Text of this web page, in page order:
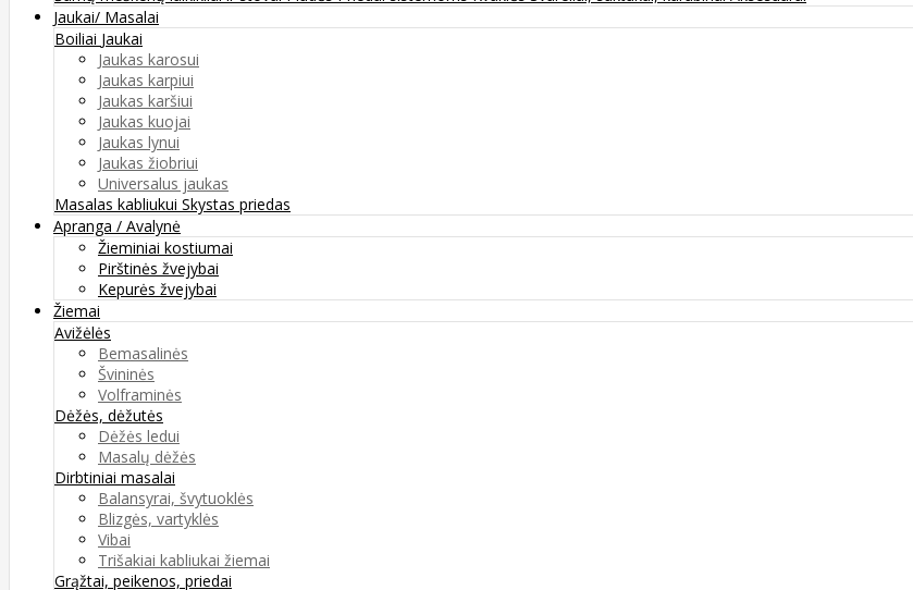
Jaukai/ Masalai
Boiliai Jaukai
Jaukas karosui
Jaukas karpiui
Jaukas karšiui
Jaukas kuojai
Jaukas lynui
Jaukas žiobriui
Universalus jaukas
Masalas kabliukui Skystas priedas
Apranga / Avalynė
Žieminiai kostiumai
Pirštinės žvejybai
Kepurės žvejybai
Žiemai
Avižėlės
Bemasalinės
Švininės
Volframinės
Dėžės, dėžutės
Dėžės ledui
Masalų dėžės
Dirbtiniai masalai
Balansyrai, švytuoklės
Blizgės, vartyklės
Vibai
Trišakiai kabliukai žiemai
Grąžtai, peikenos, priedai